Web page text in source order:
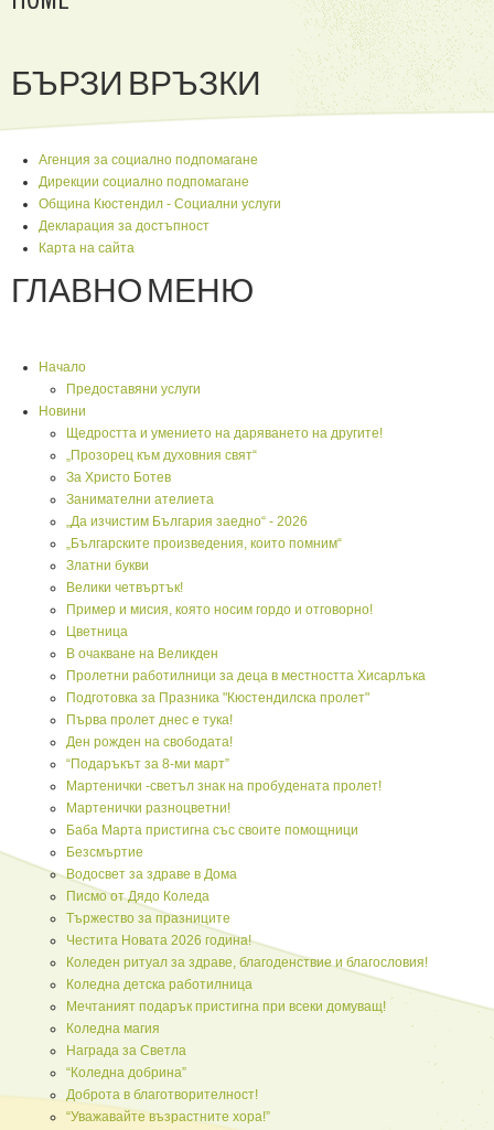
БЪРЗИ ВРЪЗКИ
Агенция за социално подпомагане
Дирекции социално подпомагане
Община Кюстендил - Социални услуги
Декларация за достъпност
Карта на сайта
ГЛАВНО МЕНЮ
Начало
Предоставяни услуги
Новини
Щедростта и умението на даряването на другите!
„Прозорец към духовния свят“
За Христо Ботев
Занимателни ателиета
„Да изчистим България заедно“ - 2026
„Българските произведения, които помним“
Златни букви
Велики четвъртък!
Пример и мисия, която носим гордо и отговорно!
Цветница
В очакване на Великден
Пролетни работилници за деца в местността Хисарлъка
Подготовка за Празника "Кюстендилска пролет"
Първа пролет днес е тука!
Ден рожден на свободата!
“Подаръкът за 8-ми март”
Мартенички -светъл знак на пробудената пролет!
Мартенички разноцветни!
Баба Марта пристигна със своите помощници
Безсмъртие
Водосвет за здраве в Дома
Писмо от Дядо Коледа
Тържество за празниците
Честита Новата 2026 година!
Коледен ритуал за здраве, благоденствие и благословия!
Коледна детска работилница
Мечтаният подарък пристигна при всеки домуващ!
Коледна магия
Награда за Светла
“Коледна добрина”
Доброта в благотворителност!
“Уважавайте възрастните хора!”